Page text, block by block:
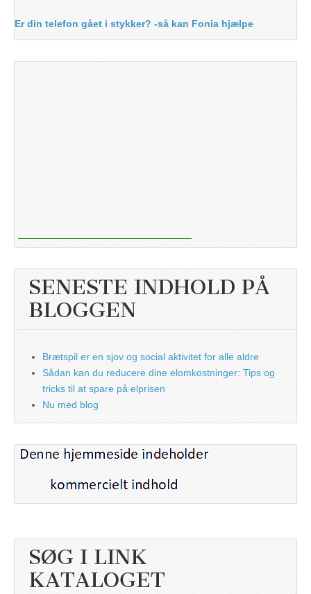
Er din telefon gået i stykker? -så kan Fonia hjælpe
SENESTE INDHOLD PÅ
BLOGGEN
Brætspil er en sjov og social aktivitet for alle aldre
Sådan kan du reducere dine elomkostninger: Tips og
tricks til at spare på elprisen
Nu med blog
SØG I LINK
KATALOGET